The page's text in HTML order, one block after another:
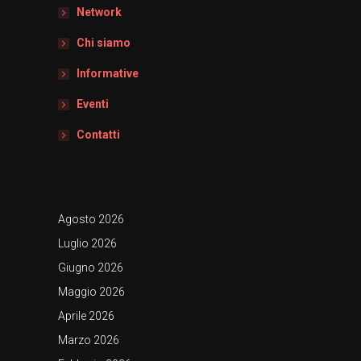
Network
Chi siamo
Informative
Eventi
Contatti
Agosto 2026
Luglio 2026
Giugno 2026
Maggio 2026
Aprile 2026
Marzo 2026